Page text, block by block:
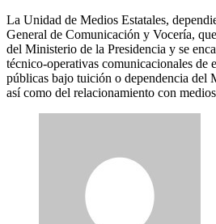
La Unidad de Medios Estatales,
General de Comunicación y Vocería,
del Ministerio de la Presidencia y se
técnico-operativas comunicacionales de
públicas bajo tuición o dependencia del
así como del relacionamiento con